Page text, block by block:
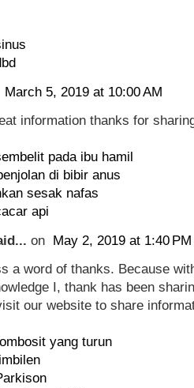
March 5, 2019 at 10:00 AM
information thanks for
pada ibu hamil
di bibir anus
sesak nafas
api
on May 2, 2019 at 1:40 PM
a word of thanks. Because
I, thank has been
our website to share
yang turun